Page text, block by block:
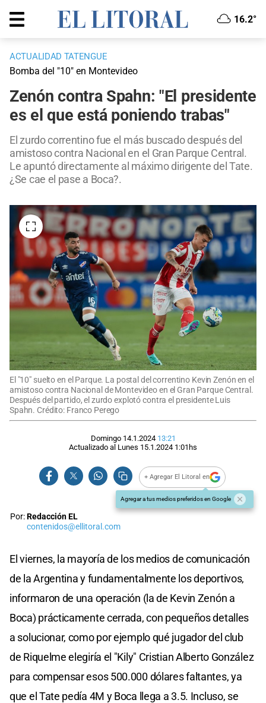
16.2°
ACTUALIDAD TATENGUE
Bomba del "10" en Montevideo
Zenón contra Spahn: "El presidente
es el que está poniendo trabas"
El zurdo correntino fue el más buscado después del
amistoso contra Nacional en el Gran Parque Central.
Le apuntó directamente al máximo dirigente del Tate.
¿Se cae el pase a Boca?.
El "10" suelto en el Parque. La postal del correntino Kevin Zenón en el
amistoso contra Nacional de Montevideo en el Gran Parque Central.
Después del partido, el zurdo explotó contra el presidente Luis
Spahn. Crédito: Franco Perego
Domingo 14.1.2024 13:21
Actualizado al Lunes 15.1.2024 1:01hs
+ Agregar El Litoral en
Agregar a tus medios preferidos en Google
Por:Redacción EL
contenidos@ellitoral.com
El viernes, la mayoría de los medios de comunicación
de la Argentina y fundamentalmente los deportivos,
informaron de una operación (la de Kevin Zenón a
Boca) prácticamente cerrada, con pequeños detalles
a solucionar, como por ejemplo qué jugador del club
de Riquelme elegiría el "Kily" Cristian Alberto González
para compensar esos 500.000 dólares faltantes, ya
que el Tate pedía 4M y Boca llega a 3.5. Incluso, se